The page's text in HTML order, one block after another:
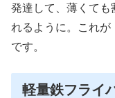
発達して、薄くても
れるように。これ
です。
軽量鉄フライ